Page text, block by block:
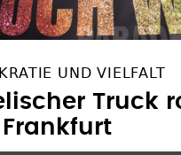
UND VIELFALT
Truck
Frankfurt